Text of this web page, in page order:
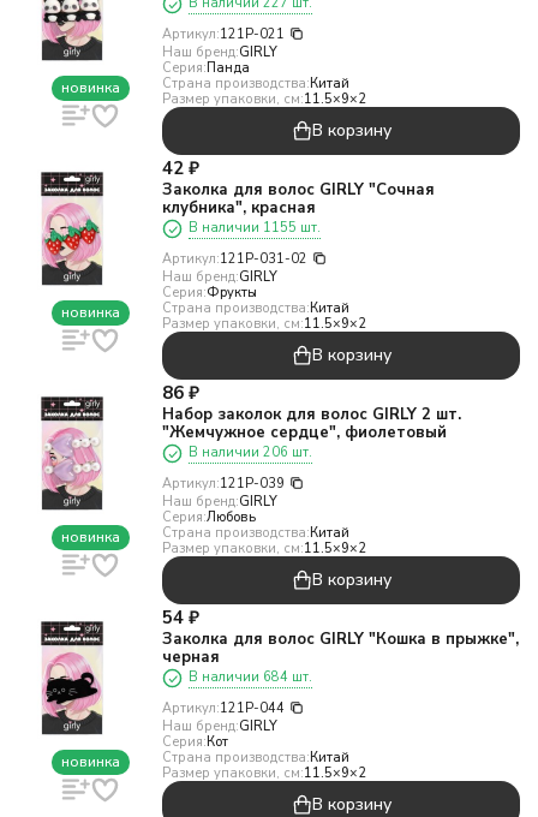
новинка
Артикул:121P-021
Наш бренд:GIRLY
Серия:Панда
Страна производства:Китай
Размер упаковки, см:11.5×9×2
В корзину
новинка
42 ₽
Заколка для волос GIRLY "Сочная
клубника", красная
В наличии 1155 шт.
Артикул:121P-031-02
Наш бренд:GIRLY
Серия:Фрукты
Страна производства:Китай
Размер упаковки, см:11.5×9×2
В корзину
новинка
86 ₽
Набор заколок для волос GIRLY 2 шт.
"Жемчужное сердце", фиолетовый
В наличии 206 шт.
Артикул:121P-039
Наш бренд:GIRLY
Серия:Любовь
Страна производства:Китай
Размер упаковки, см:11.5×9×2
В корзину
новинка
54 ₽
Заколка для волос GIRLY "Кошка в прыжке",
черная
В наличии 684 шт.
Артикул:121P-044
Наш бренд:GIRLY
Серия:Кот
Страна производства:Китай
Размер упаковки, см:11.5×9×2
В корзину